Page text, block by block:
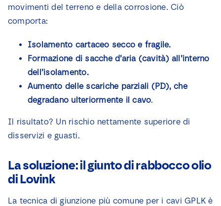
movimenti del terreno e della corrosione. Ciò
comporta:
Isolamento cartaceo secco e fragile.
Formazione di sacche d’aria (cavità) all’interno
dell’isolamento.
Aumento delle scariche parziali (PD), che
degradano ulteriormente il cavo.
Il risultato? Un rischio nettamente superiore di
disservizi e guasti.
La soluzione: il giunto di rabbocco olio
di Lovink
La tecnica di giunzione più comune per i cavi GPLK è